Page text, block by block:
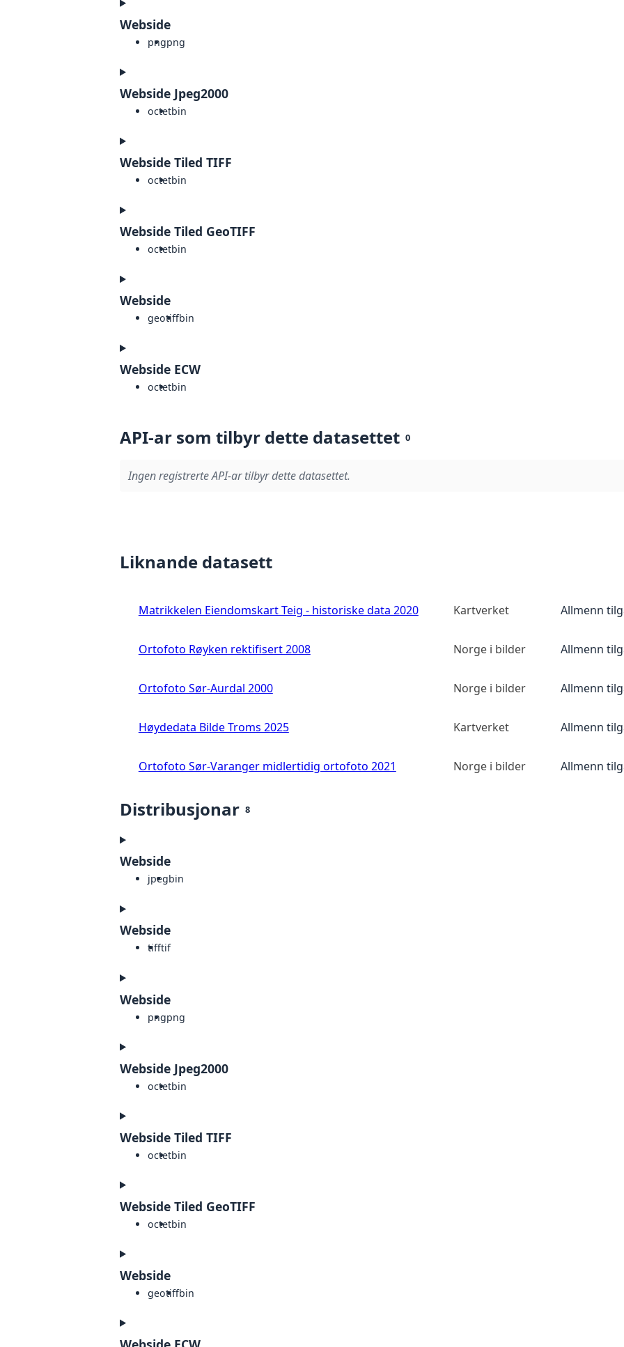
Webside
pngpng
Webside Jpeg2000
octetbin
Webside Tiled TIFF
octetbin
Webside Tiled GeoTIFF
octetbin
Webside
geotiffbin
Webside ECW
octetbin
API-ar som tilbyr dette datasettet 0
Ingen registrerte API-ar tilbyr dette datasettet.
Liknande datasett
Matrikkelen Eiendomskart Teig - historiske data 2020 Kartverket Allmenn
Ortofoto Røyken rektifisert 2008 Norge i bilder Allmenn
Ortofoto Sør-Aurdal 2000 Norge i bilder Allmenn
Høydedata Bilde Troms 2025 Kartverket Allmenn
Ortofoto Sør-Varanger midlertidig ortofoto 2021 Norge i bilder Allmenn
Distribusjonar 8
Webside
jpegbin
Webside
tifftif
Webside
pngpng
Webside Jpeg2000
octetbin
Webside Tiled TIFF
octetbin
Webside Tiled GeoTIFF
octetbin
Webside
geotiffbin